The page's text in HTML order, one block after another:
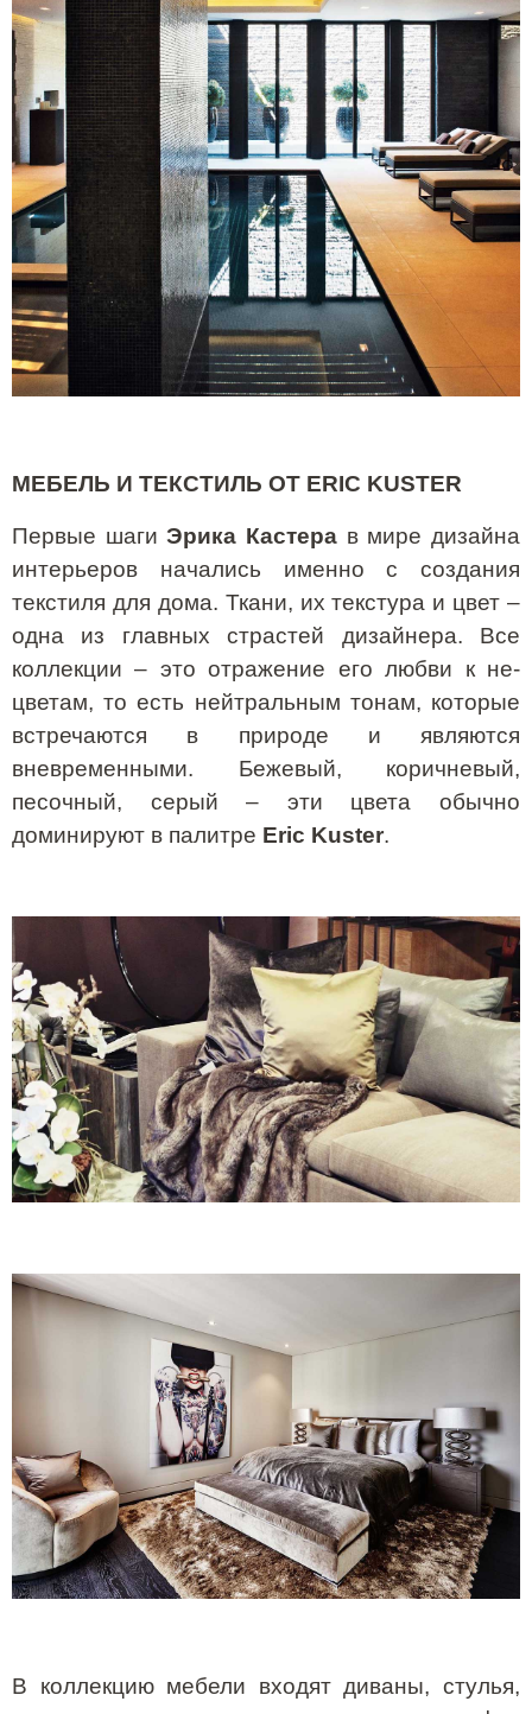
МЕБЕЛЬ И ТЕКСТИЛЬ ОТ ERIC KUSTER
Первые шагиЭрика Кастера в мире дизайна
интерьеров начались именно с создания
текстиля для дома. Ткани, их текстура и цвет –
одна из главных страстей дизайнера. Все
коллекции – это отражение его любви к не-
цветам, то есть нейтральным тонам, которые
встречаются в природе и являются
вневременными. Бежевый, коричневый,
песочный, серый – эти цвета обычно
доминируют в палитре Eric Kuster.
В коллекцию мебели входят диваны, стулья,